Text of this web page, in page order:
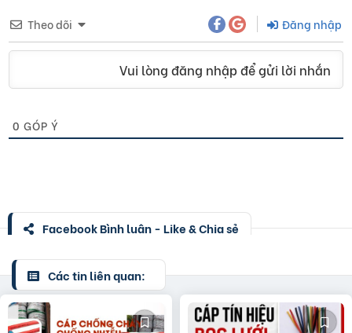
Theo dõi Đăng nhập
Vui lòng đăng nhập để gửi lời nhắn
0 GÓP Ý
Facebook Bình luận - Like & Chia sẻ
Các tin liên quan: